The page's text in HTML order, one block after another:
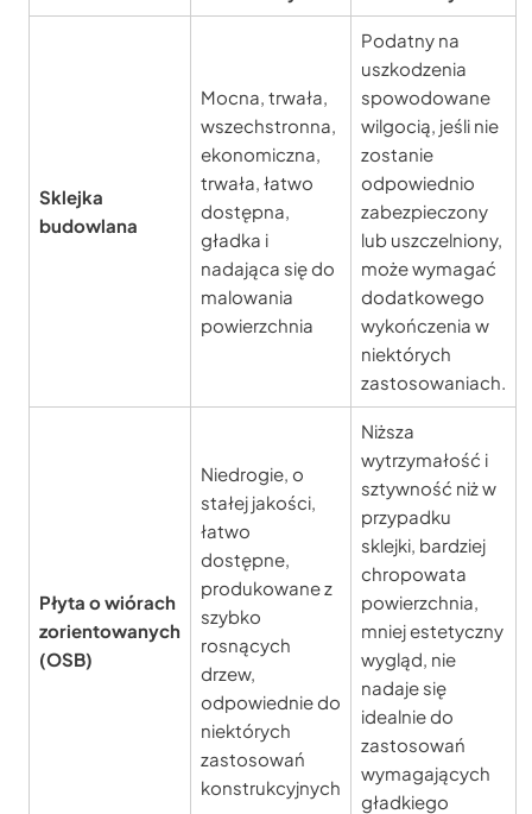
Sklejka
budowlana
Mocna, trwała,
wszechstronna,
ekonomiczna,
trwała, łatwo
dostępna,
gładka i
nadająca się do
malowania
powierzchnia
Podatny na
uszkodzenia
spowodowane
wilgocią, jeśli nie
zostanie
odpowiednio
zabezpieczony
lub uszczelniony,
może wymagać
dodatkowego
wykończenia w
niektórych
zastosowaniach.
Płyta o wiórach
zorientowanych
(OSB)
Niedrogie, o
stałej jakości,
łatwo
dostępne,
produkowane z
szybko
rosnących
drzew,
odpowiednie do
niektórych
zastosowań
konstrukcyjnych
Niższa
wytrzymałość i
sztywność niż w
przypadku
sklejki, bardziej
chropowata
powierzchnia,
mniej estetyczny
wygląd, nie
nadaje się
idealnie do
zastosowań
wymagających
gładkiego